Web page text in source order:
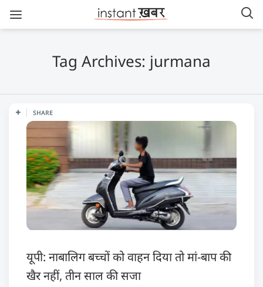
Tag Archives: jurmana
SHARE
यूपी: नाबालिग बच्चों को वाहन दिया तो मां-बाप की
खैर नहीं, तीन साल की सजा